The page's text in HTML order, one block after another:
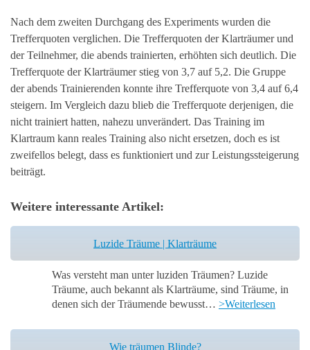
Nach dem zweiten Durchgang des Experiments wurden die
Trefferquoten verglichen. Die Trefferquoten der Klarträumer und
der Teilnehmer, die abends trainierten, erhöhten sich deutlich. Die
Trefferquote der Klarträumer stieg von 3,7 auf 5,2. Die Gruppe
der abends Trainierenden konnte ihre Trefferquote von 3,4 auf 6,4
steigern. Im Vergleich dazu blieb die Trefferquote derjenigen, die
nicht trainiert hatten, nahezu unverändert. Das Training im
Klartraum kann reales Training also nicht ersetzen, doch es ist
zweifellos belegt, dass es funktioniert und zur Leistungssteigerung
beiträgt.
Weitere interessante Artikel:
Luzide Träume | Klarträume
Was versteht man unter luziden Träumen? Luzide
Träume, auch bekannt als Klarträume, sind Träume, in
denen sich der Träumende bewusst… >Weiterlesen
Wie träumen Blinde?